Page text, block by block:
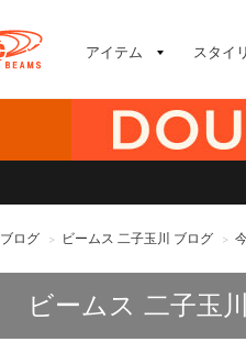
アイテム スタイ
ブログ > ビームス 二子玉川 ブログ >
ビームス 二子玉川